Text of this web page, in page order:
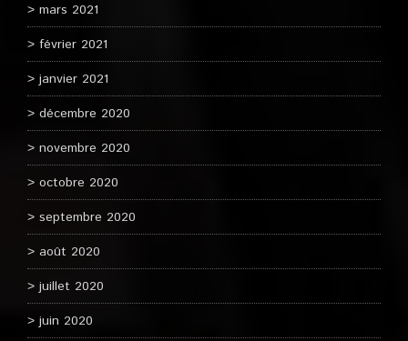
mars 2021
février 2021
janvier 2021
décembre 2020
novembre 2020
octobre 2020
septembre 2020
août 2020
juillet 2020
juin 2020